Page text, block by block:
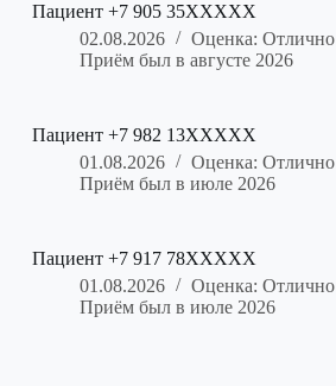
Пациент +7 905 35XXXXX
02.08.2026
Оценка: Отлично
Приём был в августе 2026
Пациент +7 982 13XXXXX
01.08.2026
Оценка: Отлично
Приём был в июле 2026
Пациент +7 917 78XXXXX
01.08.2026
Оценка: Отлично
Приём был в июле 2026